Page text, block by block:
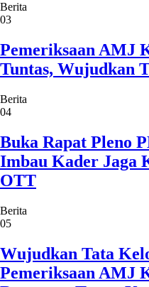
Berita
03
Pemeriksaan AMJ
Tuntas, Wujudkan
Berita
04
Buka Rapat Pleno
Imbau Kader Jaga
OTT
Berita
05
Wujudkan Tata
Pemeriksaan AMJ